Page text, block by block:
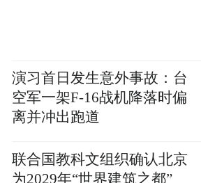
演习首日发生意外事故：台
空军一架F-16战机降落时偏
离并冲出跑道
联合国教科文组织确认北京
为2029年“世界建筑之都”